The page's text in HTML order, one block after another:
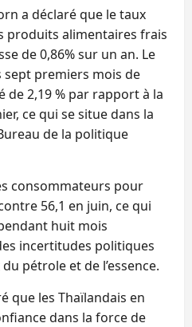
a déclaré que le taux
produits alimentaires frais
de 0,86% sur un an. Le
sept premiers mois de
de 2,19 % par rapport à la
ce qui se situe dans la
de la politique
consommateurs pour
56,1 en juin, ce qui
huit mois
incertitudes politiques
pétrole et de l’essence.
que les Thaïlandais en
dans la force de